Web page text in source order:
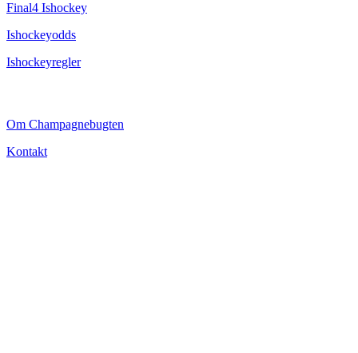
Final4 Ishockey
Ishockeyodds
Ishockeyregler
Om Champagnebugten
Kontakt